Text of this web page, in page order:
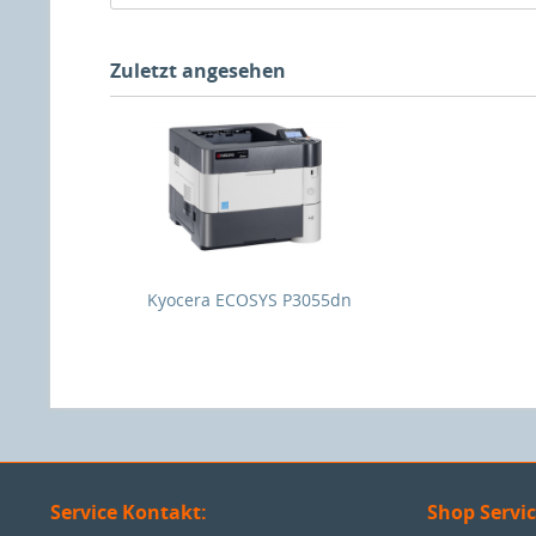
Zuletzt angesehen
Kyocera ECOSYS P3055dn
Service Kontakt: Shop